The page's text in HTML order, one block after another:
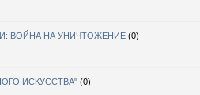
ВОЙНА НА УНИЧТОЖЕНИЕ (0)
ИСКУССТВА" (0)